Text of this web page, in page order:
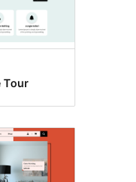
Tour